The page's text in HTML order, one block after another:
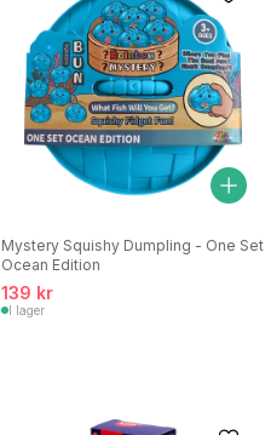
Mystery Squishy Dumpling - One Set
Ocean Edition
139 kr
I lager